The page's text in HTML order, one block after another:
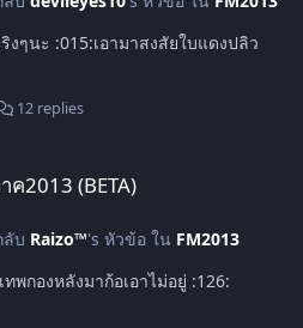
งๆนะ :015:เอามาสงสัยใบแดงปลิว
12 replies
2013 (BETA)
บ Raizo™'s หัวข้อ ใน FM2013
องหลังมาก้อเอาไม่อยู่ :126: